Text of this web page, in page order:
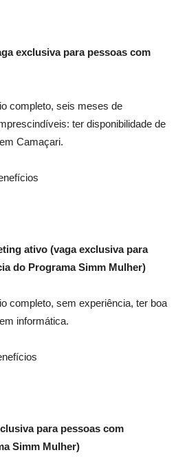
exclusiva para pessoas com
completo, seis meses de
ter disponibilidade de
Camaçari.
ativo (vaga exclusiva para
do Programa Simm Mulher)
completo, sem experiência, ter boa
informática.
para pessoas com
Simm Mulher)